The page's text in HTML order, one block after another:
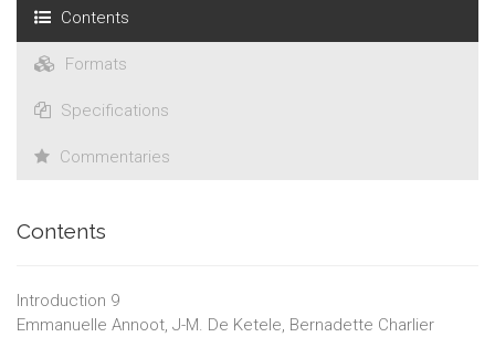
Contents
Formats
Specifications
Commentaries
Contents
Introduction 9
Emmanuelle Annoot, J-M. De Ketele, Bernadette Charlier